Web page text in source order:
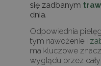
się zadbanym
dnia.
Odpowiednia
tym nawożenie i
ma kluczowe
wyglądu przez